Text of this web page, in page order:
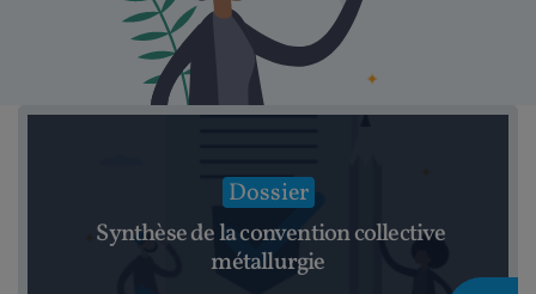
Dossier
Synthèse de la convention collective
métallurgie